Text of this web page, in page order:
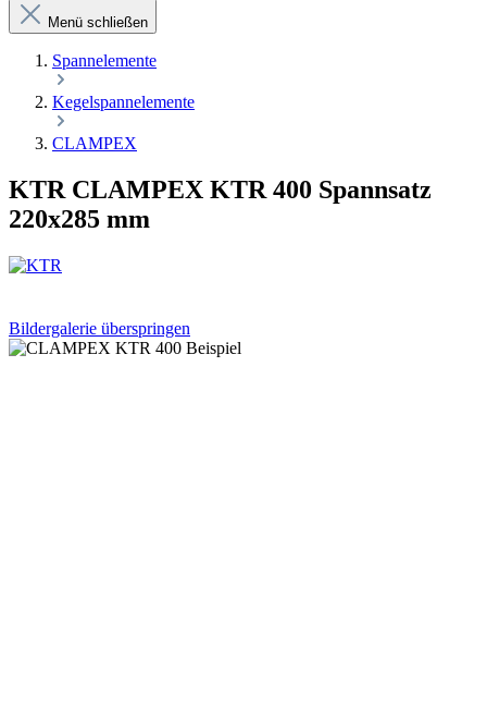
Menü schließen
Spannelemente
Kegelspannelemente
CLAMPEX
KTR CLAMPEX KTR 400 Spannsatz
220x285 mm
Bildergalerie überspringen